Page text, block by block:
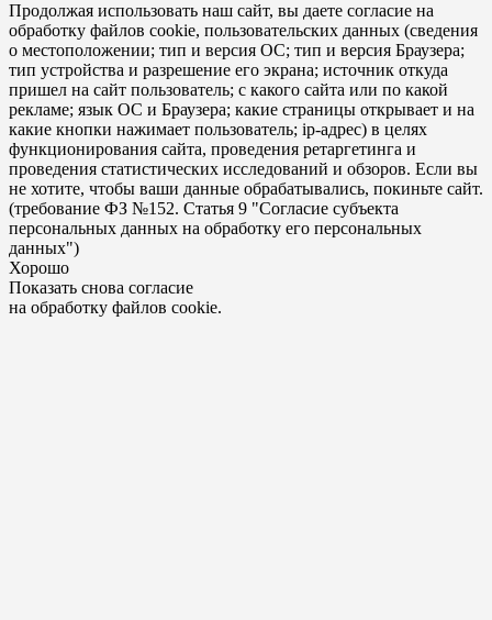
Продолжая использовать наш сайт, вы даете согласие на
обработку файлов cookie, пользовательских данных (сведения
о местоположении; тип и версия ОС; тип и версия Браузера;
тип устройства и разрешение его экрана; источник откуда
пришел на сайт пользователь; с какого сайта или по какой
рекламе; язык ОС и Браузера; какие страницы открывает и на
какие кнопки нажимает пользователь; ip-адрес) в целях
функционирования сайта, проведения ретаргетинга и
проведения статистических исследований и обзоров. Если вы
не хотите, чтобы ваши данные обрабатывались, покиньте сайт.
(требование ФЗ №152. Статья 9 "Согласие субъекта
персональных данных на обработку его персональных
данных")
Хорошо
Показать снова согласие
на обработку файлов cookie.